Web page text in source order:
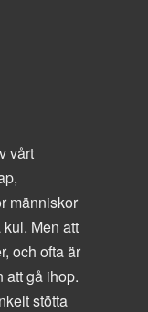
vårt
människor
Men att
och ofta är
att gå ihop.
stötta